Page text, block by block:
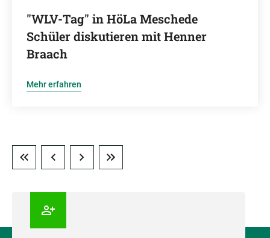
"WLV-Tag" in HöLa Meschede
Schüler diskutieren mit Henner
Braach
Mehr erfahren